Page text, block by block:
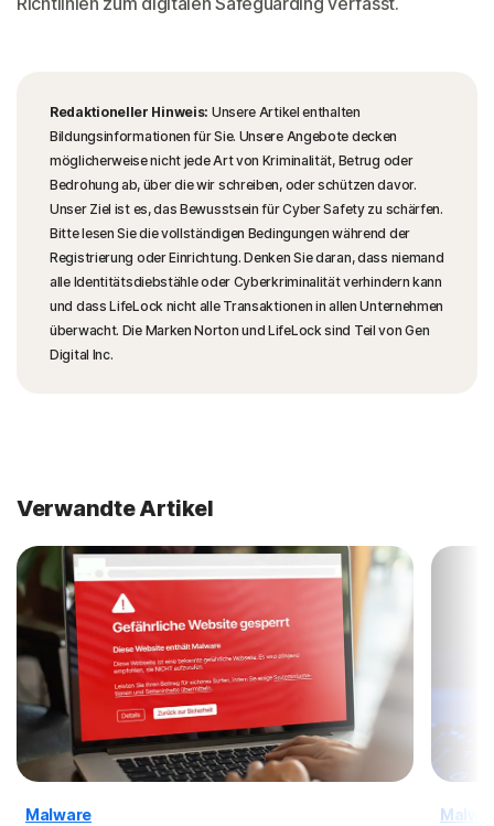
Redaktioneller Hinweis: Unsere Artikel enthalten
Bildungsinformationen für Sie. Unsere Angebote decken
möglicherweise nicht jede Art von Kriminalität, Betrug oder
Bedrohung ab, über die wir schreiben, oder schützen davor.
Unser Ziel ist es, das Bewusstsein für Cyber Safety zu schärfen.
Bitte lesen Sie die vollständigen Bedingungen während der
Registrierung oder Einrichtung. Denken Sie daran, dass niemand
alle Identitätsdiebstähle oder Cyberkriminalität verhindern kann
und dass LifeLock nicht alle Transaktionen in allen Unternehmen
überwacht. Die Marken Norton und LifeLock sind Teil von Gen
Digital Inc.
Verwandte Artikel
Malware